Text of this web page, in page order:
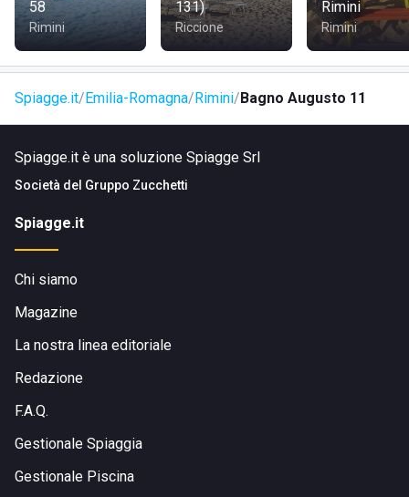
58
Rimini
131)
Riccione
Rimini
Rimini
Spiagge.it Emilia-Romagna Rimini Bagno Augusto 11
Spiagge.it è una soluzione Spiagge Srl
Società del Gruppo Zucchetti
Spiagge.it
Chi siamo
Magazine
La nostra linea editoriale
Redazione
F.A.Q.
Gestionale Spiaggia
Gestionale Piscina